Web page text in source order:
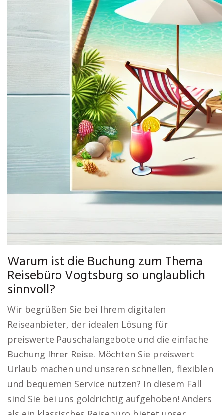
Warum ist die Buchung zum Thema
Reisebüro Vogtsburg so unglaublich
sinnvoll?
Wir begrüßen Sie bei Ihrem digitalen
Reiseanbieter, der idealen Lösung für
preiswerte Pauschalangebote und die einfache
Buchung Ihrer Reise. Möchten Sie preiswert
Urlaub machen und unseren schnellen, flexiblen
und bequemen Service nutzen? In diesem Fall
sind Sie bei uns goldrichtig aufgehoben! Anders